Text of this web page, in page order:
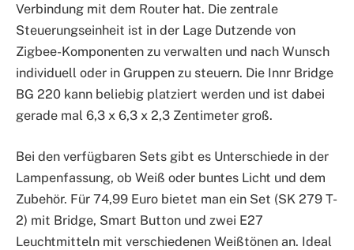
Verbindung mit dem Router hat. Die zentrale
Steuerungseinheit ist in der Lage Dutzende von
Zigbee-Komponenten zu verwalten und nach Wunsch
individuell oder in Gruppen zu steuern. Die Innr Bridge
BG 220 kann beliebig platziert werden und ist dabei
gerade mal 6,3 x 6,3 x 2,3 Zentimeter groß.
Bei den verfügbaren Sets gibt es Unterschiede in der
Lampenfassung, ob Weiß oder buntes Licht und dem
Zubehör. Für 74,99 Euro bietet man ein Set (SK 279 T-
2) mit Bridge, Smart Button und zwei E27
Leuchtmitteln mit verschiedenen Weißtönen an. Ideal